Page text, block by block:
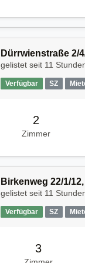
Dürrwienstraße 2/
gelistet seit 11
Verfügbar SZ
2
Zimmer
Birkenweg 22/1/
gelistet seit 11
Verfügbar SZ
3